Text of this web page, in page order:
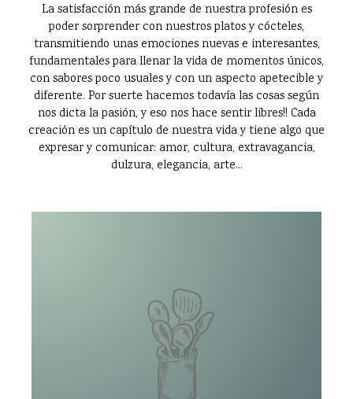
La satisfacción más grande de nuestra profesión es
poder sorprender con nuestros platos y cócteles,
transmitiendo unas emociones nuevas e interesantes,
fundamentales para llenar la vida de momentos únicos,
con sabores poco usuales y con un aspecto apetecible y
diferente. Por suerte hacemos todavía las cosas según
nos dicta la pasión, y eso nos hace sentir libres!! Cada
creación es un capítulo de nuestra vida y tiene algo que
expresar y comunicar: amor, cultura, extravagancia,
dulzura, elegancia, arte...